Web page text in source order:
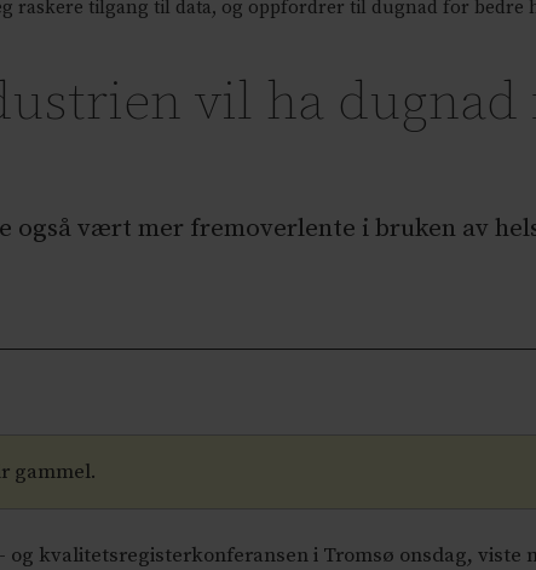
raskere tilgang til data, og oppfordrer til dugnad for bedre
vil ha dugnad
også vært mer fremoverlente i bruken av
gammel.
og kvalitetsregisterkonferansen i Tromsø onsdag,